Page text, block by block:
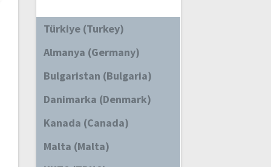
Türkiye (Turkey)
Almanya (Germany)
Bulgaristan (Bulgaria)
Danimarka (Denmark)
Kanada (Canada)
Malta (Malta)